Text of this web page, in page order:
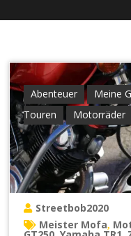
Abenteuer Meine
Touren
Motorräder
Streetbob2020
Meister Mofa,